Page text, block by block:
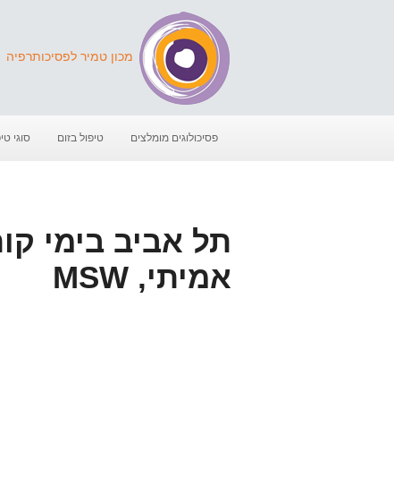
מכון טמיר לפסיכותרפיה
פסיכולוגים מומלצים טיפול בזום סוגי
תל אביב בימי
אמיתי, MSW